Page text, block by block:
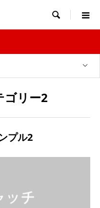

ゴリー2
プル2